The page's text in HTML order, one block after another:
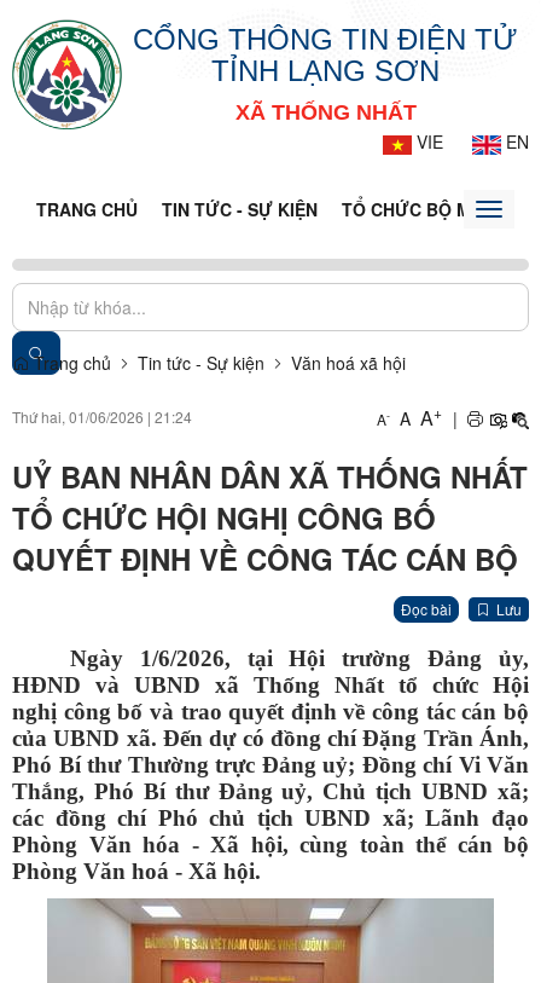
CỔNG THÔNG TIN ĐIỆN TỬ
TỈNH LẠNG SƠN
XÃ THỐNG NHẤT
VIE
EN
TRANG CHỦ TIN TỨC - SỰ KIỆN TỔ CHỨC BỘ MÁYToggle
Trang chủ Tin tức - Sự kiện Văn hoá xã hội
Thứ hai, 01/06/2026 | 21:24 A- A A+ |
UỶ BAN NHÂN DÂN XÃ THỐNG NHẤT
TỔ CHỨC HỘI NGHỊ CÔNG BỐ
QUYẾT ĐỊNH VỀ CÔNG TÁC CÁN BỘ
Đọc bài Lưu
Ngày 1/6/2026, tại Hội trường Đảng ủy,
HĐND và UBND xã Thống Nhất tổ chức Hội
nghị công bố và trao quyết định về công tác cán bộ
của UBND xã. Đến dự có đồng chí Đặng Trần Ánh,
Phó Bí thư Thường trực Đảng uỷ; Đồng chí Vi Văn
Thắng, Phó Bí thư Đảng uỷ, Chủ tịch UBND xã;
các đồng chí Phó chủ tịch UBND xã; Lãnh đạo
Phòng Văn hóa - Xã hội, cùng toàn thể cán bộ
Phòng Văn hoá - Xã hội.